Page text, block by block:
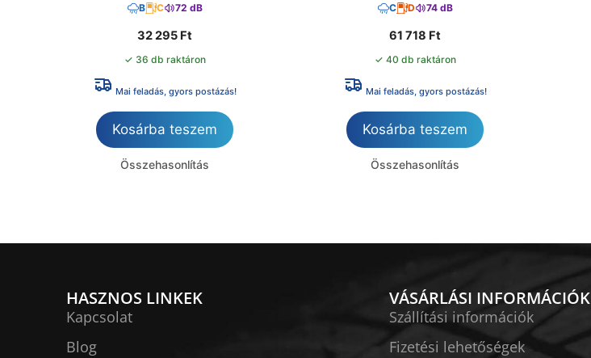
B C 72 dB
32 295 Ft
✓ 36 db raktáron
Mai feladás, gyors postázás!
Kosárba teszem
Összehasonlítás
C D 74 dB
61 718 Ft
✓ 40 db raktáron
Mai feladás, gyors postázás!
Kosárba teszem
Összehasonlítás
HASZNOS LINKEK
Kapcsolat
Blog
VÁSÁRLÁSI INFORMÁCIÓK
Szállítási információk
Fizetési lehetőségek